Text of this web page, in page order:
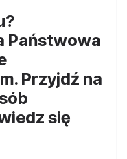
Państwowa
Przyjdź na
się